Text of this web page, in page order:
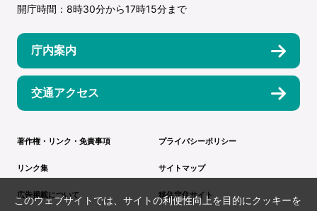
開庁時間：8時30分から17時15分まで
庁内案内
交通アクセス
著作権・リンク・免責事項 プライバシーポリシー
リンク集 サイトマップ
広告掲載について 移住定住サイト
このウェブサイトでは、サイトの利便性向上を目的にクッキーを